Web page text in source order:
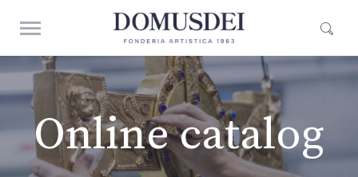
Online catalog